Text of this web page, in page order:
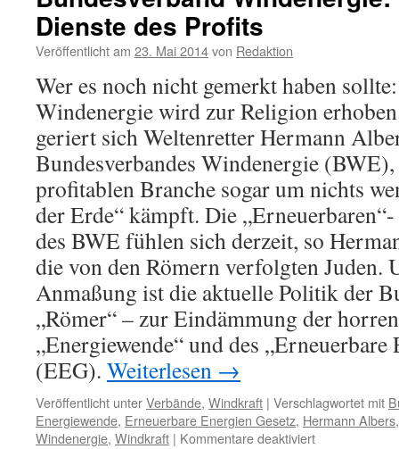
Dienste des Profits
Veröffentlicht am 23. Mai 2014von Redaktion
Wer es noch nicht gemerkt haben
Windenergie wird zur Religion
geriert sich Weltenretter Hermann
Bundesverbandes Windenergie
profitablen Branche sogar um nichts
der Erde“ kämpft. Die
des BWE fühlen sich derzeit, so
die von den Römern verfolgten Juden.
Anmaßung ist die aktuelle Politik der
„Römer“ – zur Eindämmung der
„Energiewende“ und des „Erneuerbare
(EEG). Weiterlesen →
Veröffentlicht unterVerbände, Windkraft | Verschlagwortet mit
Energiewende, Erneuerbare Energien Gesetz, Hermann Albers
Windenergie, Windkraft | Kommentare deaktiviertfür